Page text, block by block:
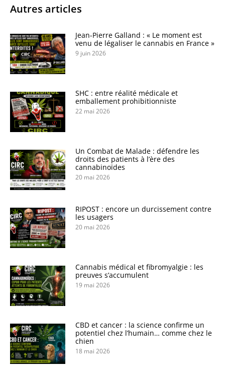
Autres articles
Jean-Pierre Galland : « Le moment est
venu de légaliser le cannabis en France »
9 juin 2026
SHC : entre réalité médicale et
emballement prohibitionniste
22 mai 2026
Un Combat de Malade : défendre les
droits des patients à l’ère des
cannabinoïdes
20 mai 2026
RIPOST : encore un durcissement contre
les usagers
20 mai 2026
Cannabis médical et fibromyalgie : les
preuves s’accumulent
19 mai 2026
CBD et cancer : la science confirme un
potentiel chez l’humain… comme chez le
chien
18 mai 2026